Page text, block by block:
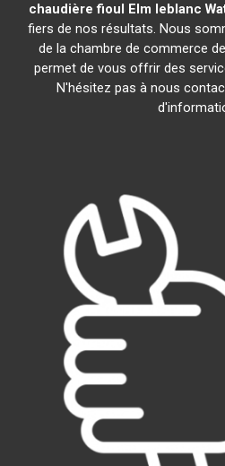
chaudière fioul Elm leblanc
fiers de nos résultats. Nous
de la chambre de commerce de
permet de vous offrir des
N'hésitez pas à nous